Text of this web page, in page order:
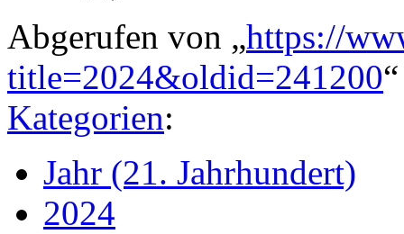
Abgerufen von „https://
title=2024&oldid=241200“
Kategorien:
Jahr (21. Jahrhundert)
2024